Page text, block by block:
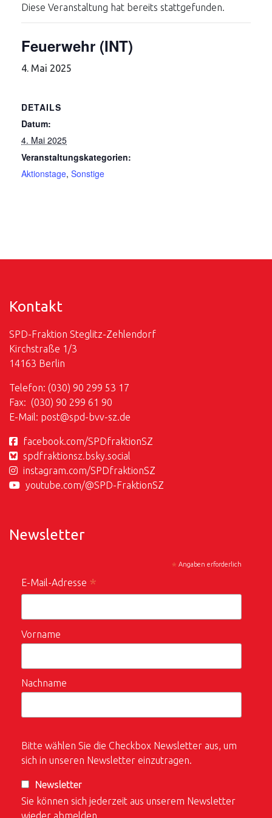
Diese Veranstaltung hat bereits stattgefunden.
Feuerwehr (INT)
4. Mai 2025
DETAILS
Datum:
4. Mai 2025
Veranstaltungskategorien:
Aktionstage, Sonstige
Kontakt
SPD-Fraktion Steglitz-Zehlendorf
Kirchstraße 1/3
14163 Berlin
Telefon: (030) 90 299 53 17
Fax: (030) 90 299 61 90
E-Mail: post@spd-bvv-sz.de
facebook.com/SPDfraktionSZ
spdfraktionsz.bsky.social
instagram.com/SPDfraktionSZ
youtube.com/@SPD-FraktionSZ
Newsletter
* Angaben erforderlich
E-Mail-Adresse *
Vorname
Nachname
Bitte wählen Sie die Checkbox Newsletter aus, um
sich in unseren Newsletter einzutragen.
Newsletter
Sie können sich jederzeit aus unserem Newsletter
wieder abmelden.